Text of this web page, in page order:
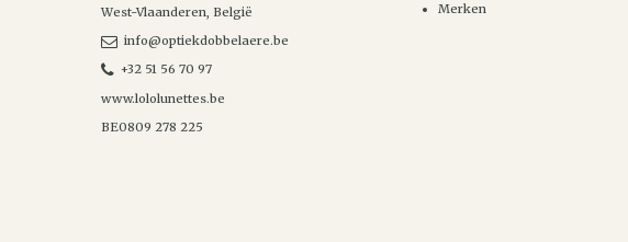
West-Vlaanderen België
info@optiekdobbelaere.be
+32 51 56 70 97
www.lololunettes.be
BE0809 278 225
Merken